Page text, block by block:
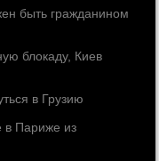
быть гражданином
блокаду, Киев
в Грузию
Париже из